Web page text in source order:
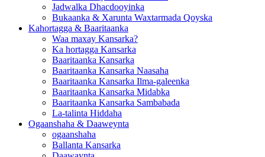
Jadwalka Dhacdooyinka
Bukaanka & Xarunta Waxtarmada Qoyska
Kahortagga & Baaritaanka
Waa maxay Kansarka?
Ka hortagga Kansarka
Baaritaanka Kansarka
Baaritaanka Kansarka Naasaha
Baaritaanka Kansarka Ilma-galeenka
Baaritaanka Kansarka Midabka
Baaritaanka Kansarka Sambabada
La-talinta Hiddaha
Ogaanshaha & Daaweynta
ogaanshaha
Ballanta Kansarka